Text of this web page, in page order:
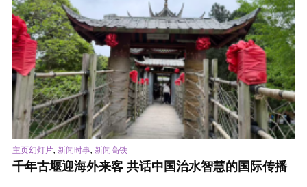
主页幻灯片, 新闻时事, 新闻高铁
千年古堰迎海外来客 共话中国治水智慧的国际传播